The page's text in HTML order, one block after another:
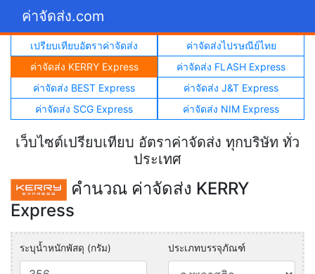
ค่าจัดส่ง.com
เปรียบเทียบอัตราค่าจัดส่ง
ค่าจัดส่งไปรษณีย์ไทย
ค่าจัดส่ง KERRY Express
ค่าจัดส่ง FLASH Express
ค่าจัดส่ง BEST Express
ค่าจัดส่ง J&T Express
ค่าจัดส่ง SCG Express
ค่าจัดส่ง NIM Express
เว็บไซต์เปรียบเทียบ อัตราค่าจัดส่ง ทุกบริษัท ทั่ว
ประเทศ
คำนวณ ค่าจัดส่ง KERRY
Express
ระบุน้ำหนักพัสดุ (กรัม) ประเภทบรรจุภัณฑ์